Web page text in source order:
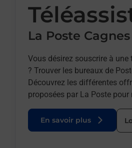
La Poste
Vous désirez souscrire à
? Trouver les bureaux de
Découvrez les différentes
proposées par La Poste
En savoir plus